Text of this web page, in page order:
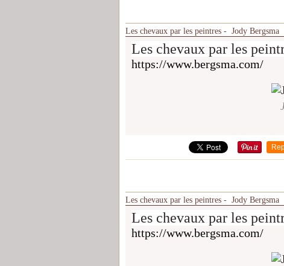
Les chevaux par les peintres - Jody Bergsma
Les chevaux par les
https://www.bergsma.com/
Les chevaux par les peintres - Jody Bergsma
Les chevaux par les
https://www.bergsma.com/